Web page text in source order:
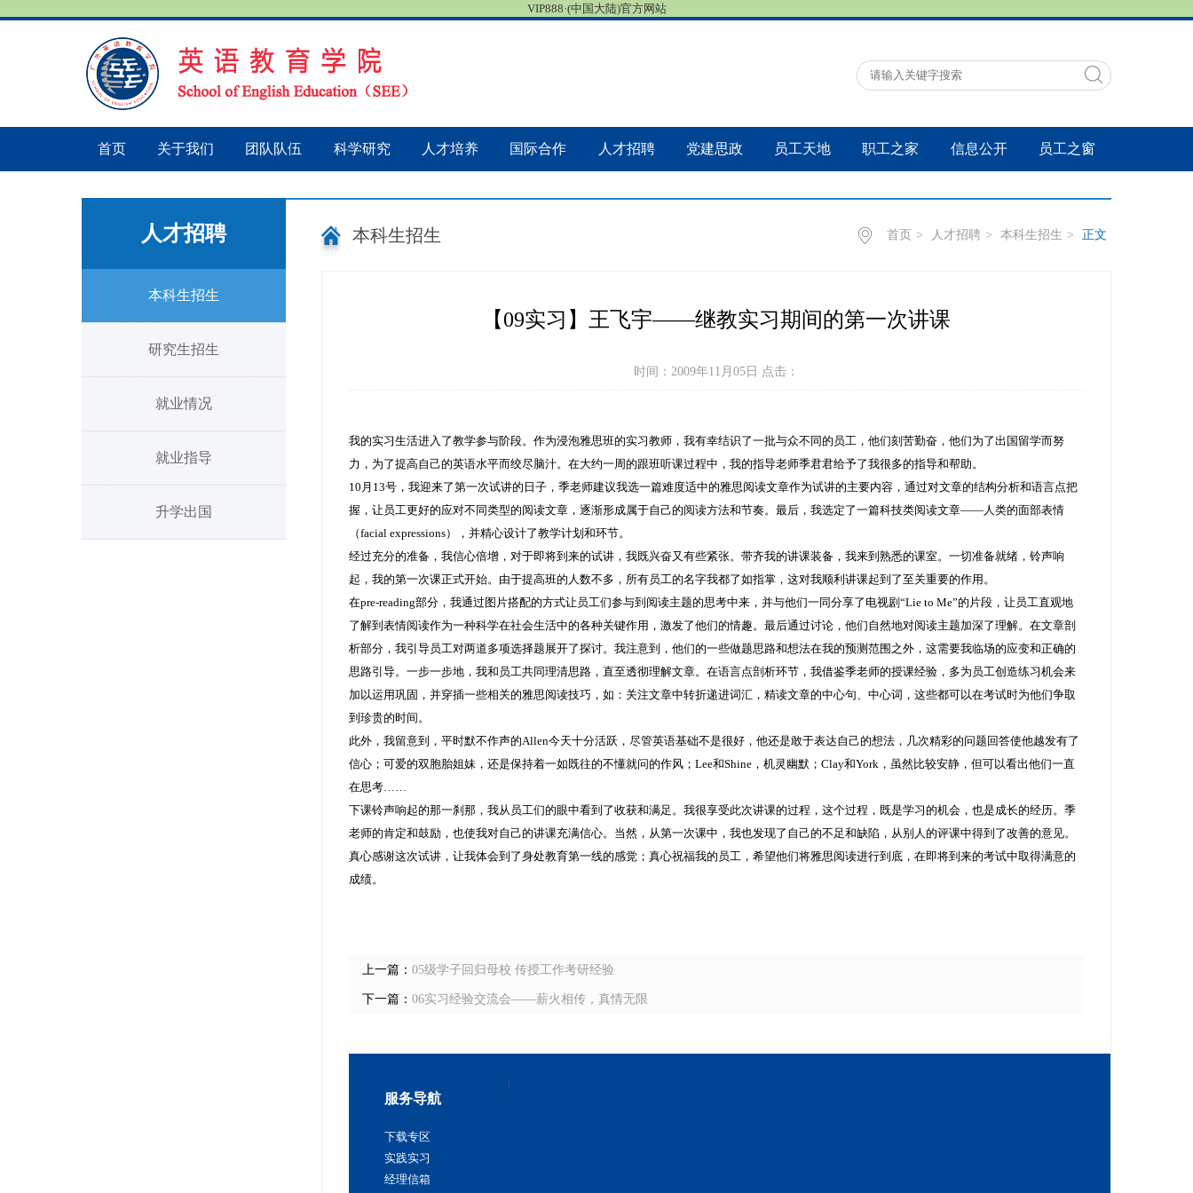
VIP888·(中国大陆)官方网站
首页 关于我们 团队队伍 科学研究 人才培养 国际合作 人才招聘 党建思政 员工天地 职工之家 信息公开 员工之窗
人才招聘
本科生招生
研究生招生
就业情况
就业指导
升学出国
本科生招生 首页 > 人才招聘 > 本科生招生 > 正文
【09实习】王飞宇——继教实习期间的第一次讲课
时间：2009年11月05日 点击：
我的实习生活进入了教学参与阶段。作为浸泡雅思班的实习教师，我有幸结识了一批与众不同的员工，他们刻苦勤奋，他们为了出国留学而努
力，为了提高自己的英语水平而绞尽脑汁。在大约一周的跟班听课过程中，我的指导老师季君君给予了我很多的指导和帮助。
10月13号，我迎来了第一次试讲的日子，季老师建议我选一篇难度适中的雅思阅读文章作为试讲的主要内容，通过对文章的结构分析和语言点把
握，让员工更好的应对不同类型的阅读文章，逐渐形成属于自己的阅读方法和节奏。最后，我选定了一篇科技类阅读文章——人类的面部表情
（facial expressions），并精心设计了教学计划和环节。
经过充分的准备，我信心倍增，对于即将到来的试讲，我既兴奋又有些紧张。带齐我的讲课装备，我来到熟悉的课室。一切准备就绪，铃声响
起，我的第一次课正式开始。由于提高班的人数不多，所有员工的名字我都了如指掌，这对我顺利讲课起到了至关重要的作用。
在pre-reading部分，我通过图片搭配的方式让员工们参与到阅读主题的思考中来，并与他们一同分享了电视剧“Lie to Me”的片段，让员工直观地
了解到表情阅读作为一种科学在社会生活中的各种关键作用，激发了他们的情趣。最后通过讨论，他们自然地对阅读主题加深了理解。在文章剖
析部分，我引导员工对两道多项选择题展开了探讨。我注意到，他们的一些做题思路和想法在我的预测范围之外，这需要我临场的应变和正确的
思路引导。一步一步地，我和员工共同理清思路，直至透彻理解文章。在语言点剖析环节，我借鉴季老师的授课经验，多为员工创造练习机会来
加以运用巩固，并穿插一些相关的雅思阅读技巧，如：关注文章中转折递进词汇，精读文章的中心句、中心词，这些都可以在考试时为他们争取
到珍贵的时间。
此外，我留意到，平时默不作声的Allen今天十分活跃，尽管英语基础不是很好，他还是敢于表达自己的想法，几次精彩的问题回答使他越发有了
信心；可爱的双胞胎姐妹，还是保持着一如既往的不懂就问的作风；Lee和Shine，机灵幽默；Clay和York，虽然比较安静，但可以看出他们一直
在思考……
下课铃声响起的那一刹那，我从员工们的眼中看到了收获和满足。我很享受此次讲课的过程，这个过程，既是学习的机会，也是成长的经历。季
老师的肯定和鼓励，也使我对自己的讲课充满信心。当然，从第一次课中，我也发现了自己的不足和缺陷，从别人的评课中得到了改善的意见。
真心感谢这次试讲，让我体会到了身处教育第一线的感觉；真心祝福我的员工，希望他们将雅思阅读进行到底，在即将到来的考试中取得满意的
成绩。
上一篇： 05级学子回归母校 传授工作考研经验
下一篇： 06实习经验交流会——薪火相传，真情无限
服务导航
下载专区
实践实习
经理信箱